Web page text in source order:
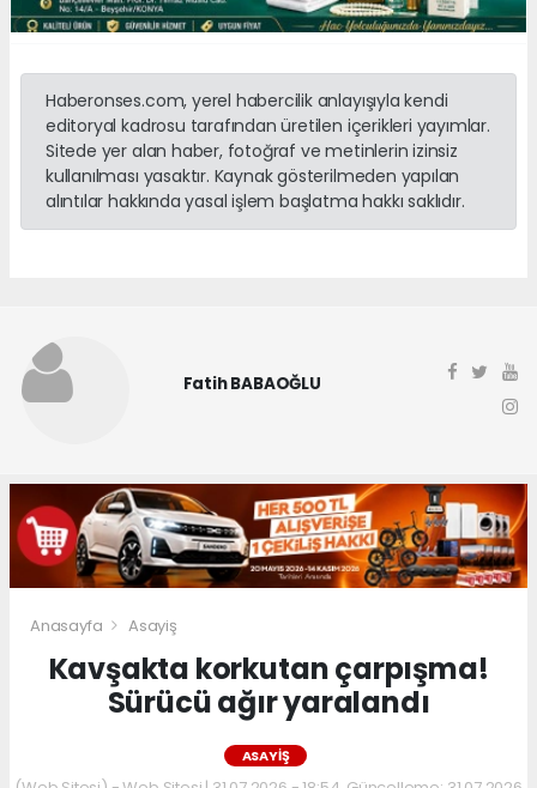
Haberonses.com, yerel habercilik anlayışıyla kendi
editoryal kadrosu tarafından üretilen içerikleri yayımlar.
Sitede yer alan haber, fotoğraf ve metinlerin izinsiz
kullanılması yasaktır. Kaynak gösterilmeden yapılan
alıntılar hakkında yasal işlem başlatma hakkı saklıdır.
Fatih BABAOĞLU
Anasayfa Asayiş
Kavşakta korkutan çarpışma!
Sürücü ağır yaralandı
ASAYIŞ